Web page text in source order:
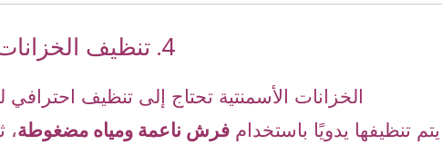
4. تنظيف الخزانات الخرسانية
الخزانات الأسمنتية تحتاج إلى تنظيف
يتم تنظيفها يدويًا باستخدامفرش ناعمة ومياه مضغوطة،